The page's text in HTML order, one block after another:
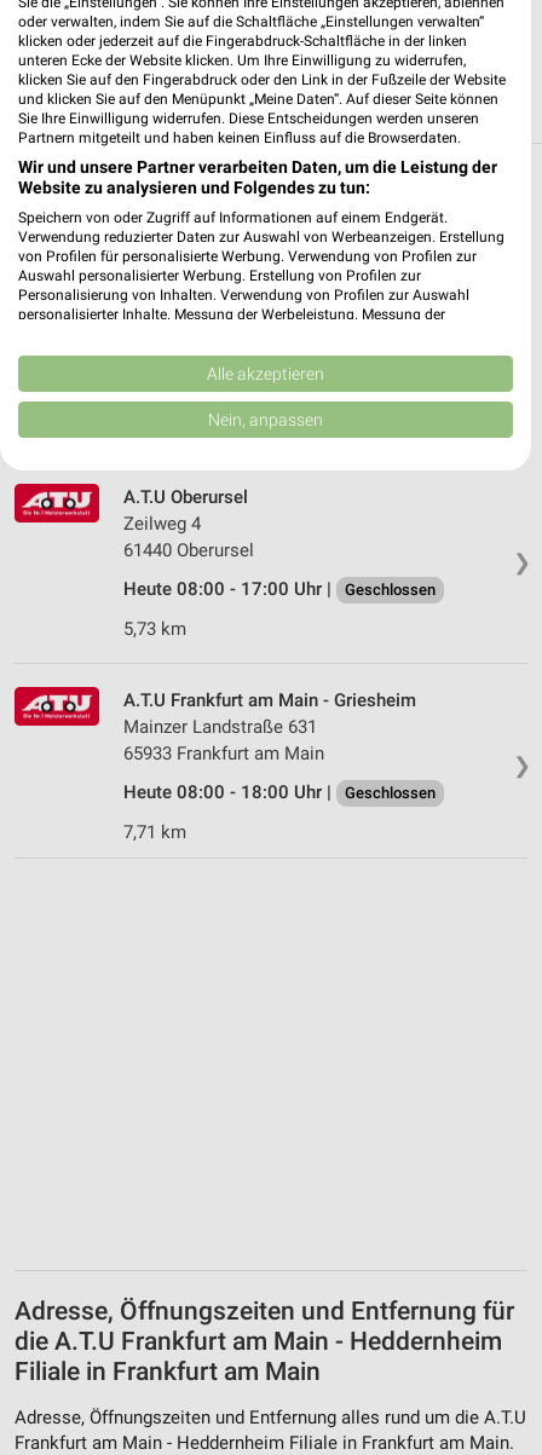
JETZT LADEN UND SPAREN!
Filialen in der Umgebung
3 Filialen
❯
A.T.U Frankfurt am Main - Preungesheim
Homburger Landstraße 238
Heute 08:00 - 18:00 Uhr |
❯
A.T.U Oberursel
Zeilweg 4
61440 Oberursel
Heute 08:00 - 17:00 Uhr |
Geschlossen
5,73 km
❯
A.T.U Frankfurt am Main - Griesheim
Mainzer Landstraße 631
65933 Frankfurt am Main
Heute 08:00 - 18:00 Uhr |
Geschlossen
7,71 km
Adresse, Öffnungszeiten und Entfernung für
die A.T.U Frankfurt am Main - Heddernheim
Filiale in Frankfurt am Main
Adresse, Öffnungszeiten und Entfernung alles rund um die A.T.U
Frankfurt am Main - Heddernheim Filiale in Frankfurt am Main.
oder verwalten, indem Sie auf die Schaltfläche „Einstellungen verwalten“
klicken oder jederzeit auf die Fingerabdruck-Schaltfläche in der linken
unteren Ecke der Website klicken. Um Ihre Einwilligung zu widerrufen,
klicken Sie auf den Fingerabdruck oder den Link in der Fußzeile der Website
und klicken Sie auf den Menüpunkt „Meine Daten“. Auf dieser Seite können
Sie Ihre Einwilligung widerrufen. Diese Entscheidungen werden unseren
Partnern mitgeteilt und haben keinen Einfluss auf die Browserdaten.
Wir und unsere Partner verarbeiten Daten, um die Leistung der
Website zu analysieren und Folgendes zu tun:
Speichern von oder Zugriff auf Informationen auf einem Endgerät.
Verwendung reduzierter Daten zur Auswahl von Werbeanzeigen. Erstellung
von Profilen für personalisierte Werbung. Verwendung von Profilen zur
Auswahl personalisierter Werbung. Erstellung von Profilen zur
Personalisierung von Inhalten. Verwendung von Profilen zur Auswahl
personalisierter Inhalte. Messung der Werbeleistung. Messung der
Kombinationen von Daten aus verschiedenen Quellen. Entwicklung und
Verbesserung der Angebote. Verwendung reduzierter Daten zur Auswahl
von Inhalten.
Daten können außerhalb der Europäischen Union weitergegeben und in die
USA gesendet werden.
Website/App.
Partnerliste anzeigen (1 IAB-Anbieter)
Wir nutzen Ihre Daten für folgende Zwecke:
Speichern von oder Zugriff auf Informationen
auf einem Endgerät
Werbeanzeigen
Erstellung von Profilen für personalisierte
personalisierter Werbung
IAB-Besonderheiten:
Verwendung genauer Standortdaten
Geräte anhand von aktiv angeforderten
Informationen identifizieren
Alle akzeptieren
Nein, anpassen